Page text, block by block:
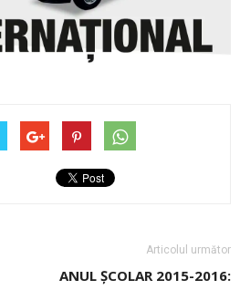
Articolul următor
ANUL ȘCOLAR 2015-2016: